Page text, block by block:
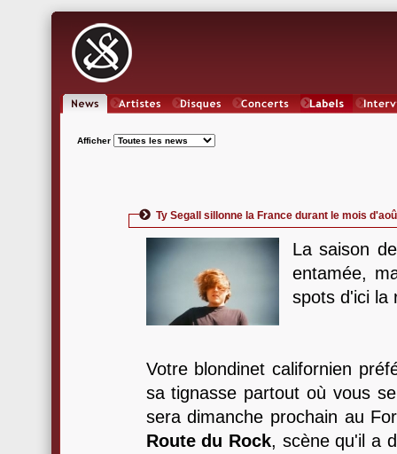
Afficher
Ty Segall sillonne la France durant le mois
La saison
entamée,
spots d'ici la
Votre blondinet californien
sa tignasse partout où vous
sera dimanche prochain au
Route du Rock, scène qu'il a